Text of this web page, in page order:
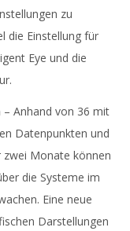
zu
die Einstellung für
Eye und die
– Anhand von 36 mit
Datenpunkten und
zwei Monate können
die Systeme im
Eine neue
Darstellungen